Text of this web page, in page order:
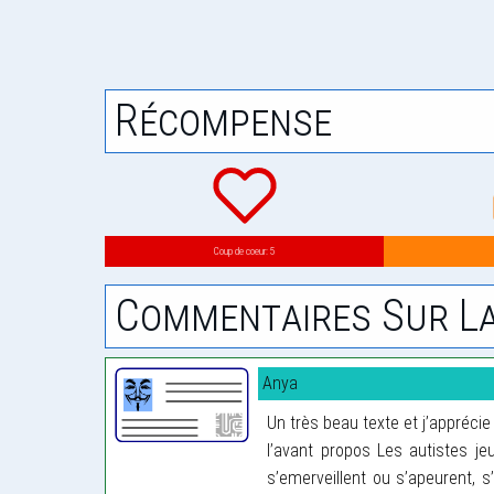
Récompense
Coup de coeur: 5
Commentaires Sur
Anya
Un très beau texte et
l’avant propos Les autistes
s’emerveillent ou